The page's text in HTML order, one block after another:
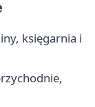
księgarnia i